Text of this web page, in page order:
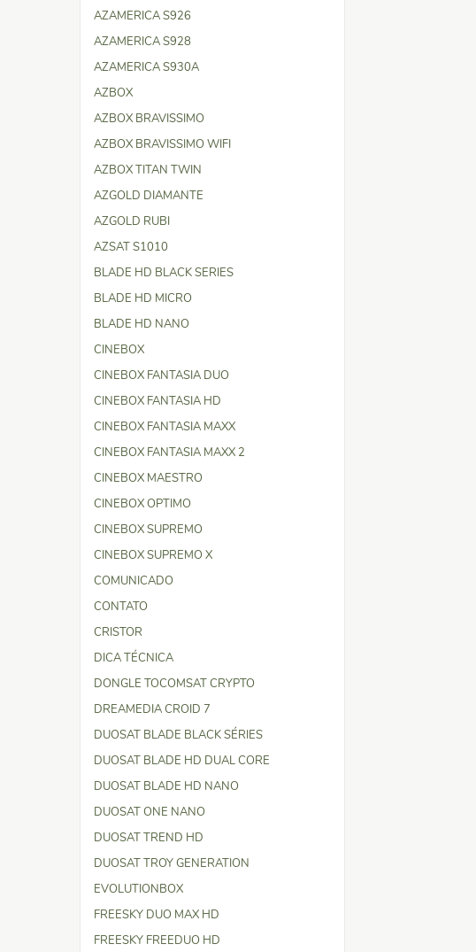
AZAMERICA S926
AZAMERICA S928
AZAMERICA S930A
AZBOX
AZBOX BRAVISSIMO
AZBOX BRAVISSIMO WIFI
AZBOX TITAN TWIN
AZGOLD DIAMANTE
AZGOLD RUBI
AZSAT S1010
BLADE HD BLACK SERIES
BLADE HD MICRO
BLADE HD NANO
CINEBOX
CINEBOX FANTASIA DUO
CINEBOX FANTASIA HD
CINEBOX FANTASIA MAXX
CINEBOX FANTASIA MAXX 2
CINEBOX MAESTRO
CINEBOX OPTIMO
CINEBOX SUPREMO
CINEBOX SUPREMO X
COMUNICADO
CONTATO
CRISTOR
DICA TÉCNICA
DONGLE TOCOMSAT CRYPTO
DREAMEDIA CROID 7
DUOSAT BLADE BLACK SÉRIES
DUOSAT BLADE HD DUAL CORE
DUOSAT BLADE HD NANO
DUOSAT ONE NANO
DUOSAT TREND HD
DUOSAT TROY GENERATION
EVOLUTIONBOX
FREESKY DUO MAX HD
FREESKY FREEDUO HD